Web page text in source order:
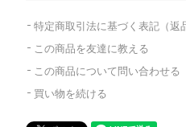
特定商取引法に基づく表記（返
この商品を友達に教える
この商品について問い合わせる
買い物を続ける